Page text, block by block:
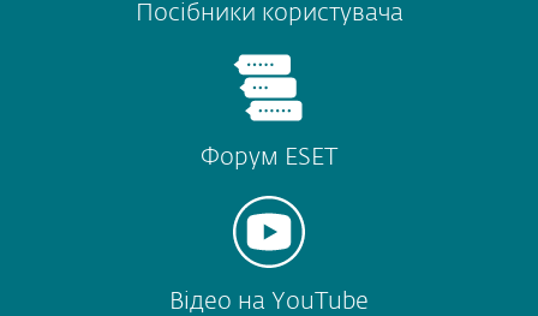
Посібники користувача
Форум ESET
Відео на YouTube